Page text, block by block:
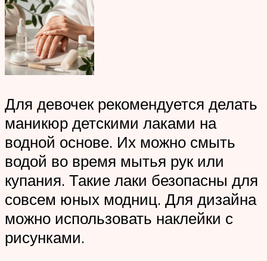
Для девочек рекомендуется делать
маникюр детскими лаками на
водной основе. Их можно смыть
водой во время мытья рук или
купания. Такие лаки безопасны для
совсем юных модниц. Для дизайна
можно использовать наклейки с
рисунками.